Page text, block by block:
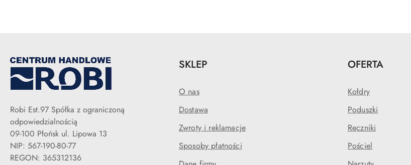
Robi Est.97 Spółka z ograniczoną
odpowiedzialnością
09-100 Płońsk ul. Lipowa 13
NIP: 567-190-80-77
REGON: 365312136
SKLEP
O nas
Dostawa
Zwroty i reklamacje
Sposoby płatności
OFERTA
Kołdry
Poduszki
Ręczniki
Pościel